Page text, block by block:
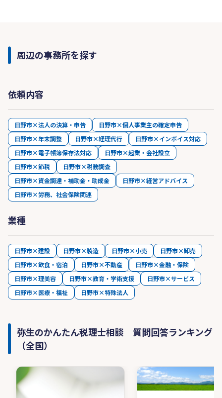
周辺の事務所を探す
依頼内容
日野市×法人の決算・申告
日野市×個人事業主の確定申告
日野市×年末調整
日野市×経理代行
日野市×インボイス対応
日野市×電子帳簿保存法対応
日野市×起業・会社設立
日野市×節税
日野市×税務調査
日野市×資金調達・補助金・助成金
日野市×経営アドバイス
日野市×労務、社会保険関連
業種
日野市×建設 日野市×製造 日野市×小売
日野市×卸売
日野市×飲食・宿泊
日野市×不動産
日野市×金融・保険
日野市×理美容
日野市×教育・学術支援
日野市×サービス
日野市×医療・福祉
日野市×特殊法人
弥生のかんたん税理士相談 質問回答ランキング
（全国）